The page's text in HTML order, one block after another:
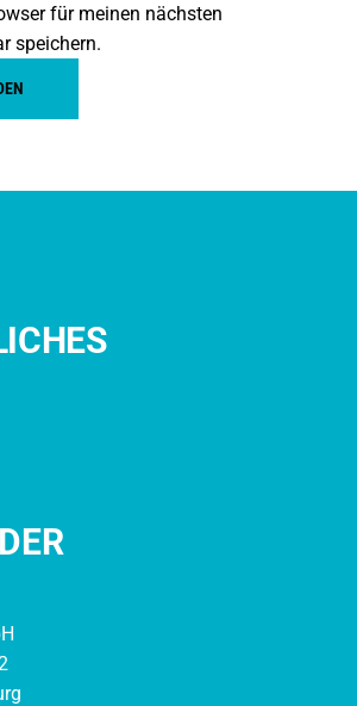
für meinen nächsten
speichern.